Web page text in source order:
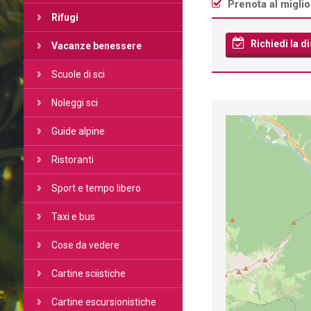
Rifugi
Vacanze benessere
Scuole di sci
Noleggi sci
Guide alpine
Ristoranti
Sport e tempo libero
Taxi e bus
Cose da vedere
Cartine sciistiche
Cartine escursionistiche
Prenota al
Richiedi la